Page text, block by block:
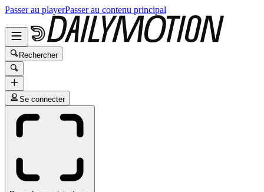
Passer au playerPasser au contenu principal
Rechercher
Se connecter